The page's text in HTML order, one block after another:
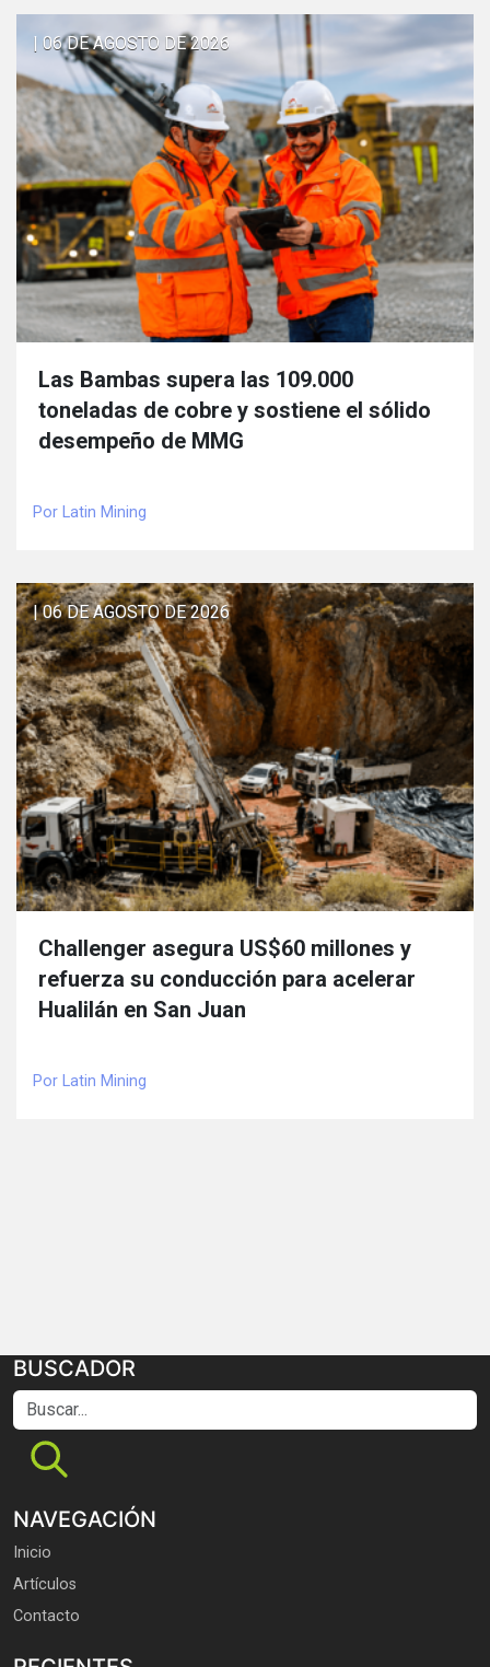
| 06 DE AGOSTO DE 2026
Las Bambas supera las 109.000
toneladas de cobre y sostiene el sólido
desempeño de MMG
Por Latin Mining
| 06 DE AGOSTO DE 2026
Challenger asegura US$60 millones y
refuerza su conducción para acelerar
Hualilán en San Juan
Por Latin Mining
BUSCADOR
Buscar...
NAVEGACIÓN
Inicio
Artículos
Contacto